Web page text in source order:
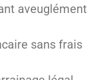
aveuglément
sans frais